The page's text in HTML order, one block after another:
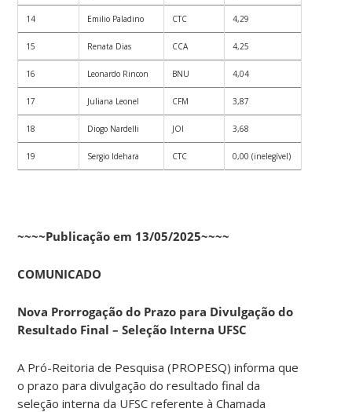
14 Emilio Paladino CTC 4,29
15 Renata Dias CCA 4,25
16 Leonardo Rincon BNU 4,04
17 Juliana Leonel CFM 3,87
18 Diogo Nardelli JOI 3,68
19 Sergio Idehara CTC 0,00 (inelegível)
~~~~Publicação em 13/05/2025~~~~
COMUNICADO
Nova Prorrogação do Prazo para Divulgação do
Resultado Final – Seleção Interna UFSC
A Pró-Reitoria de Pesquisa (PROPESQ) informa que
o prazo para divulgação do resultado final da
seleção interna da UFSC referente à Chamada